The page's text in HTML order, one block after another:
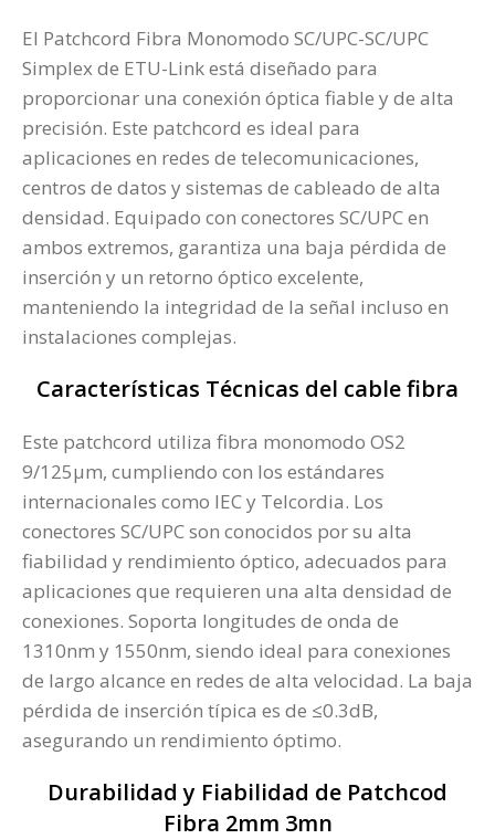
El Patchcord Fibra Monomodo SC/UPC-SC/UPC
Simplex de ETU-Link está diseñado para
proporcionar una conexión óptica fiable y de alta
precisión. Este patchcord es ideal para
aplicaciones en redes de telecomunicaciones,
centros de datos y sistemas de cableado de alta
densidad. Equipado con conectores SC/UPC en
ambos extremos, garantiza una baja pérdida de
inserción y un retorno óptico excelente,
manteniendo la integridad de la señal incluso en
instalaciones complejas.
Características Técnicas del cable fibra
Este patchcord utiliza fibra monomodo OS2
9/125µm, cumpliendo con los estándares
internacionales como IEC y Telcordia. Los
conectores SC/UPC son conocidos por su alta
fiabilidad y rendimiento óptico, adecuados para
aplicaciones que requieren una alta densidad de
conexiones. Soporta longitudes de onda de
1310nm y 1550nm, siendo ideal para conexiones
de largo alcance en redes de alta velocidad. La baja
pérdida de inserción típica es de ≤0.3dB,
asegurando un rendimiento óptimo.
Durabilidad y Fiabilidad de Patchcod
Fibra 2mm 3mn